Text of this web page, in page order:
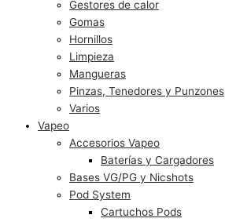
Gestores de calor
Gomas
Hornillos
Limpieza
Mangueras
Pinzas, Tenedores y Punzones
Varios
Vapeo
Accesorios Vapeo
Baterías y Cargadores
Bases VG/PG y Nicshots
Pod System
Cartuchos Pods